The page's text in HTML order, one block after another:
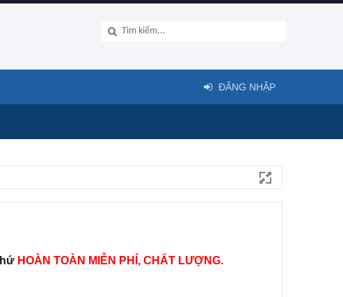
HOÀN TOÀN MIỄN PHÍ, CHẤT LƯỢNG.
ĐĂNG NHẬP